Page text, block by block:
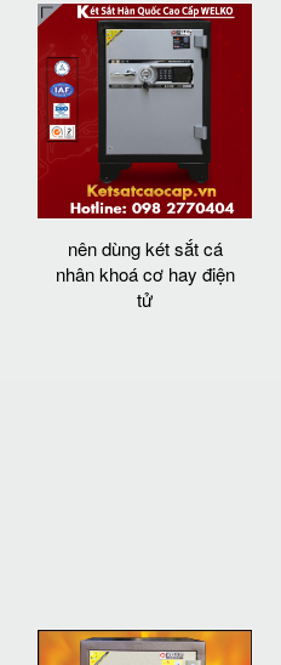
nên dùng két sắt cá
nhân khoá cơ hay điện
tử